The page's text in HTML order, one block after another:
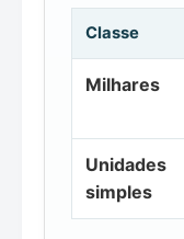
Classe
Milhares
Unidades
simples